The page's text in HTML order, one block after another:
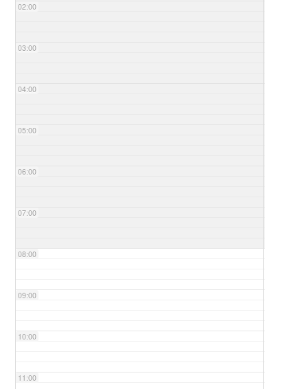
02:00
03:00
04:00
05:00
06:00
07:00
08:00
09:00
10:00
11:00